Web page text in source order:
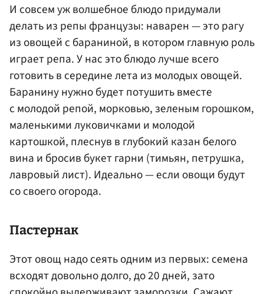
И совсем уж волшебное блюдо придумали
делать из репы французы: наварен — это рагу
из овощей с бараниной, в котором главную роль
играет репа. У нас это блюдо лучше всего
готовить в середине лета из молодых овощей.
Баранину нужно будет потушить вместе
с молодой репой, морковью, зеленым горошком,
маленькими луковичками и молодой
картошкой, плеснув в глубокий казан белого
вина и бросив букет гарни (тимьян, петрушка,
лавровый лист). Идеально — если овощи будут
со своего огорода.
Пастернак
Этот овощ надо сеять одним из первых: семена
всходят довольно долго, до 20 дней, зато